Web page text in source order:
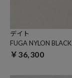
デイト
FUGA NYLON BLACK
￥36,300